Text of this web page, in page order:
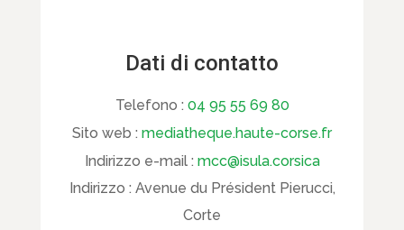
Dati di contatto
Telefono : 04 95 55 69 80
Sito web : mediatheque.haute-corse.fr
Indirizzo e-mail : mcc@isula.corsica
Indirizzo : Avenue du Président Pierucci,
Corte